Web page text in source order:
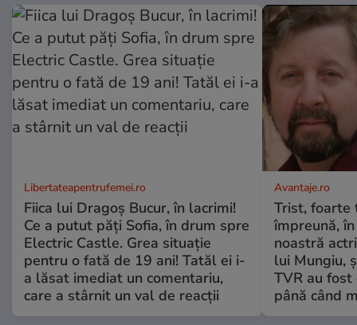
Libertateapentrufemei.ro
Fiica lui Dragoș Bucur, în lacrimi!
Ce a putut păți Sofia, în drum spre
Electric Castle. Grea situație
pentru o fată de 19 ani! Tatăl ei i-
a lăsat imediat un comentariu,
care a stârnit un val de reacții
Avantaje.ro
Trist, foarte
împreună,
noastră
lui Mungiu,
TVR au
până când